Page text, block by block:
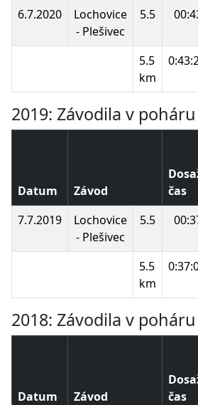
6.7.2020
Lochovice
- Plešivec
5.5
5.5
km
2019: Závodila v
Datum Závod
čas
7.7.2019
Lochovice
- Plešivec
5.5
5.5
km
2018: Závodila v
Datum Závod
čas